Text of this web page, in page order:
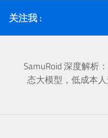
关注我 :
SamuRoid 深度解析
态大模型，低成本